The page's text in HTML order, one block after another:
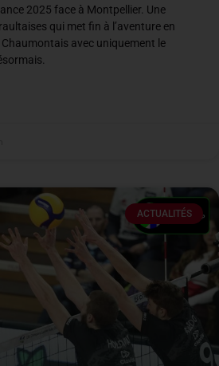
2025 face à Montpellier. Une
qui met fin à l’aventure en
avec uniquement le
ACTUALITÉS